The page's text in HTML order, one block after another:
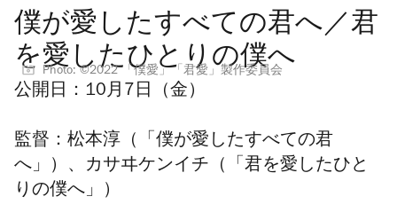
僕が愛したすべての君へ／君
を愛したひとりの僕へ
Photo: ©2022 「僕愛」「君愛」製作委員会
公開日： 10月7日（金）
監督： 松本淳（「僕が愛したすべての君
へ」）、カサヰケンイチ（「君を愛したひと
りの僕へ」）